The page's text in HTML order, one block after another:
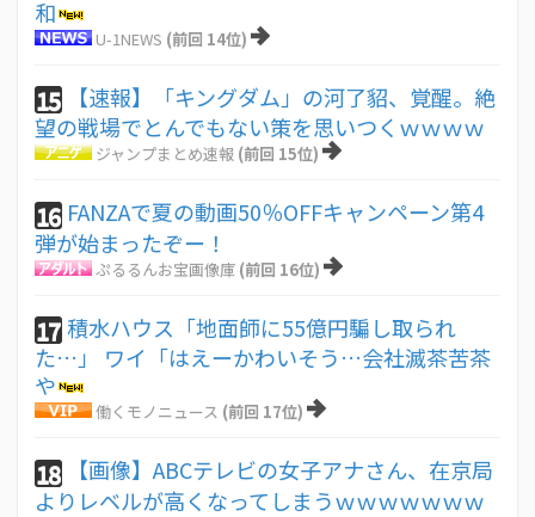
和
U-1NEWS (前回 14位)
15
【速報】「キングダム」の河了貂、覚醒。絶
望の戦場でとんでもない策を思いつくｗｗｗｗ
ジャンプまとめ速報 (前回 15位)
16 FANZAで夏の動画50％OFFキャンペーン第4
弾が始まったぞー！
ぷるるんお宝画像庫 (前回 16位)
17積水ハウス「地面師に55億円騙し取られ
た…」 ワイ「はえーかわいそう…会社滅茶苦茶
や
働くモノニュース (前回 17位)
18
【画像】ABCテレビの女子アナさん、在京局
よりレベルが高くなってしまうｗｗｗｗｗｗｗ